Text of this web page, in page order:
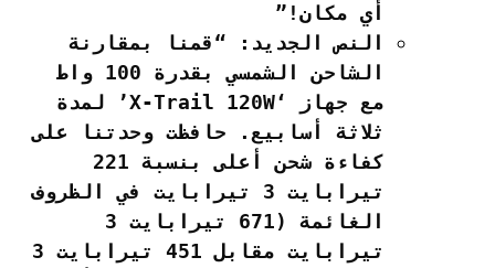
أي مكان!”
النص الجديد:
“قمنا بمقارنة
الشاحن الشمسي بقدرة 100 واط
مع جهاز ‘X-Trail 120W’ لمدة
ثلاثة أسابيع. حافظت وحدتنا على
كفاءة شحن أعلى بنسبة 221
تيرابايت 3 تيرابايت في الظروف
الغائمة (671 تيرابايت 3
تيرابايت مقابل 451 تيرابايت 3